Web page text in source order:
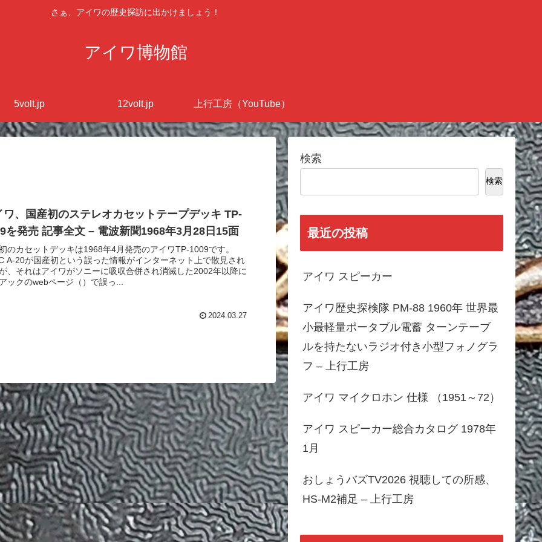
さぁ、アイワの歴史探訪に出かけましょう！
アイワ博物館
5volt.jp 12volt.jp 上行工房（YouTube）
ワ、国産初のステレオカセットテープデッキ TP-
を発売 記事全文 – 電波新聞1968年3月28日15面
のカセットデッキは1968年4月発売のアイワTP-1009です。
A-20が国産初という誤った情報がインターネット上で散見され
、それはアイワがソニーに吸収合併され消滅した2002年以降に
ックのwebページ（）で誤っ...
2024.03.27
検索
検索
最近の投稿
アイワ スピーカー
アイワ歴史探検隊 PM-88 1960年 世界最
小最軽量ポータブル電蓄 ターンテーブ
ルを持たないラジオ付き小型フォノグラ
フ – 上行工房
アイワ マイクロホン 仕様 （1951～72）
アイワ スピーカー総合カタログ 1978年
1月
おしょうバズTV2026 視聴しての所感、
HS-M2補足 – 上行工房